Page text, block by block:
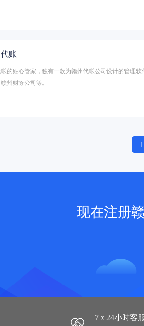
账
的贴心管家，独有一款为赣州代帐公司设计的管理
州财务公司等。
1
现在注册
7 x 24小时客